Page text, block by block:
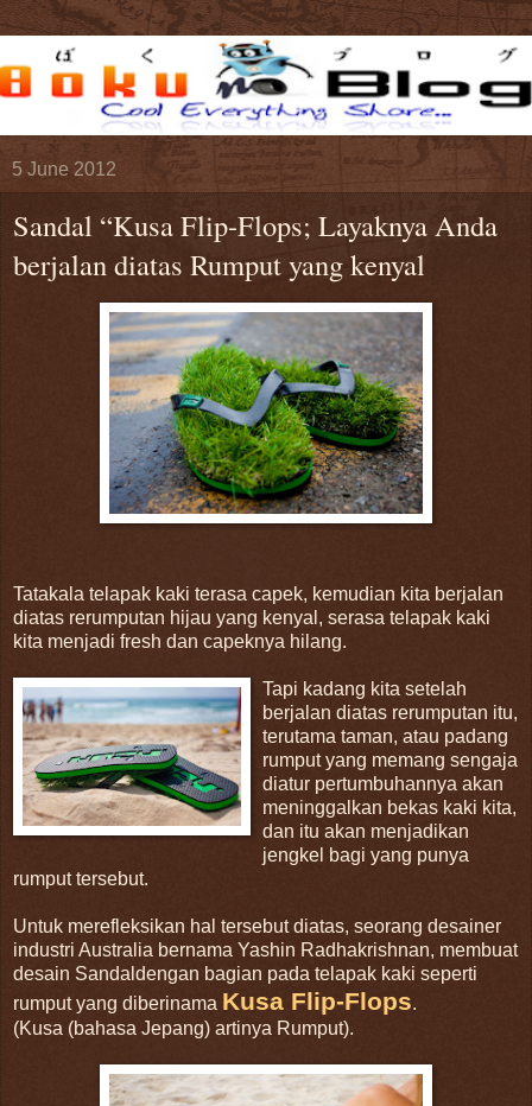
5 June 2012
Sandal “Kusa Flip-Flops; Layaknya Anda
berjalan diatas Rumput yang kenyal
Tatakala telapak kaki terasa capek, kemudian kita berjalan
diatas rerumputan hijau yang kenyal, serasa telapak kaki
kita menjadi fresh dan capeknya hilang.
Tapi kadang kita setelah
berjalan diatas rerumputan itu,
terutama taman, atau padang
rumput yang memang sengaja
diatur pertumbuhannya akan
meninggalkan bekas kaki kita,
dan itu akan menjadikan
jengkel bagi yang punya
rumput tersebut.
Untuk merefleksikan hal tersebut diatas, seorang desainer
industri Australia bernama Yashin Radhakrishnan, membuat
desain Sandaldengan bagian pada telapak kaki seperti
rumput yang diberinama Kusa Flip-Flops.
(Kusa (bahasa Jepang) artinya Rumput).